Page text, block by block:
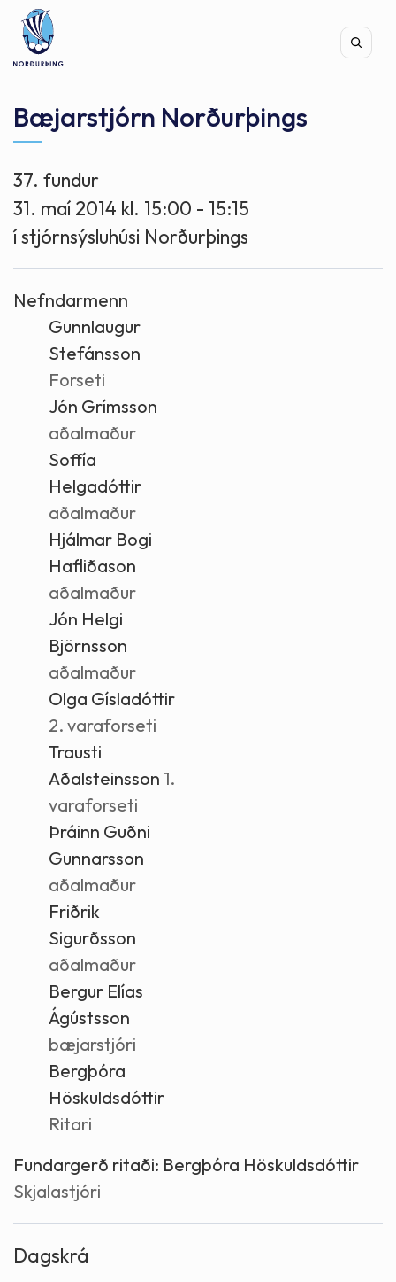
Leita
Bæjarstjórn Norðurþings
37. fundur
31. maí 2014 kl. 15:00 - 15:15
í stjórnsýsluhúsi Norðurþings
Nefndarmenn
Gunnlaugur
Stefánsson
Forseti
Jón Grímsson
aðalmaður
Soffía
Helgadóttir
aðalmaður
Hjálmar Bogi
Hafliðason
aðalmaður
Jón Helgi
Björnsson
aðalmaður
Olga Gísladóttir
2. varaforseti
Trausti
Aðalsteinsson 1.
varaforseti
Þráinn Guðni
Gunnarsson
aðalmaður
Friðrik
Sigurðsson
aðalmaður
Bergur Elías
Ágústsson
bæjarstjóri
Bergþóra
Höskuldsdóttir
Ritari
Fundargerð ritaði: Bergþóra Höskuldsdóttir
Skjalastjóri
Dagskrá